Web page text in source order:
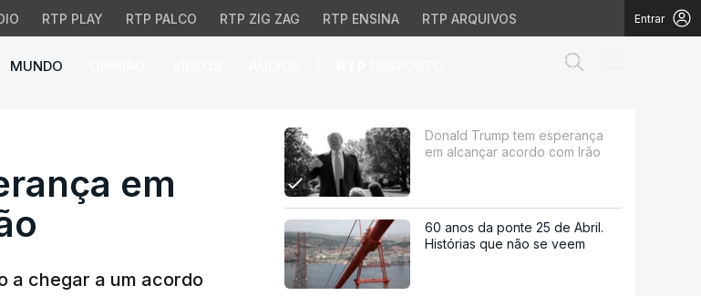
RTP PLAY RTP PALCO RTP ZIG ZAG RTP ENSINA RTP ARQUIVOS Entrar
MUNDO
em alcançar acordo com Irão
em
a chegar a um acordo
Donald Trump tem esperança
em alcançar acordo com Irão
60 anos da ponte 25 de Abril.
Histórias que não se veem